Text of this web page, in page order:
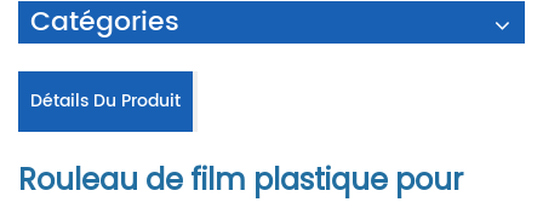
Catégories
Détails Du Produit
Rouleau de film plastique pour